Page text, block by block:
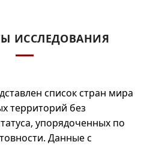
ИССЛЕДОВАНИЯ
список стран мира
территорий без
упорядоченных по
Данные с